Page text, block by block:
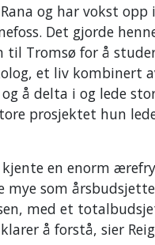
og har vokst
Det gjorde
til Tromsø for å
et liv kombinert
å delta i og lede
prosjektet hun
en enorm
som
med et
å forstå, sier